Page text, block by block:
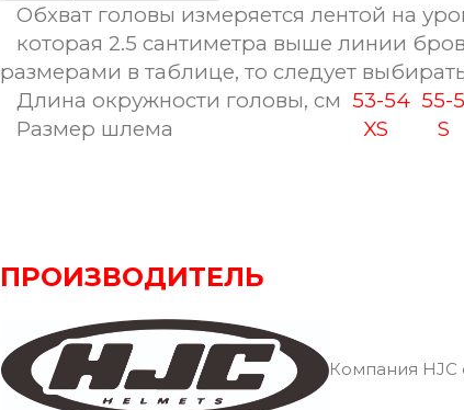
Обхват головы измеряется лентой на
которая 2.5 сантиметра выше линии
размерами в таблице, то следует
Длина окружности головы, см 53-54 55-
Размер шлема
XS
ПРОИЗВОДИТЕЛЬ
Компания HJC